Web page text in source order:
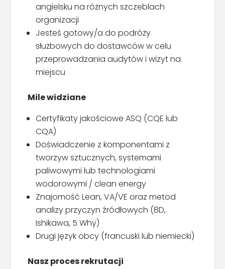
angielsku na różnych szczeblach
organizacji
Jesteś gotowy/a do podróży
służbowych do dostawców w celu
przeprowadzania audytów i wizyt na
miejscu
Mile widziane
Certyfikaty jakościowe ASQ (CQE lub
CQA)
Doświadczenie z komponentami z
tworzyw sztucznych, systemami
paliwowymi lub technologiami
wodorowymi / clean energy
Znajomość Lean, VA/VE oraz metod
analizy przyczyn źródłowych (8D,
Ishikawa, 5 Why)
Drugi język obcy (francuski lub niemiecki)
Nasz proces rekrutacji